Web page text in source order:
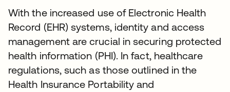
With the increased use of Electronic Health
Record (EHR) systems, identity and access
management are crucial in securing protected
health information (PHI). In fact, healthcare
regulations, such as those outlined in the
Health Insurance Portability and